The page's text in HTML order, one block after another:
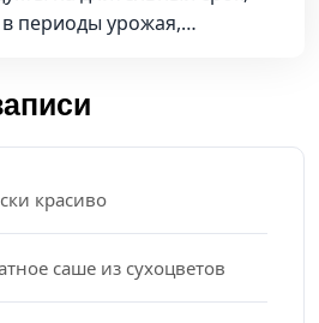
периоды урожая,…
красиво
саше из сухоцветов